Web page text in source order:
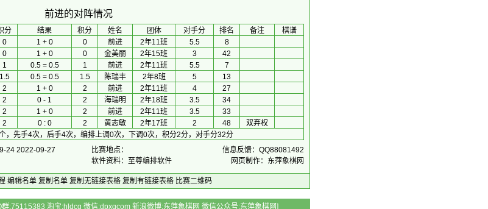
前进的对阵情况
分 结果 积分 姓名 团体 对手分 排名 备注
棋谱
0 1 + 0 0 前进 2年11班 5.5
8
0 1 + 0 0 金美丽 2年15班 3
42
1 0.5 = 0.5 1 前进 2年11班 5.5
7
1.5 0.5 = 0.5 1.5 陈瑞丰 2年8班 5
13
2 1 + 0 2 前进 2年11班 4
27
2 0 - 1 2 海瑞明 2年18班 3.5
34
2 1 + 0 2 前进 2年11班 3.5
33
2 0 : 0 2 黄志敏 2年17班 2 48
双弃权
，先手4次，后手4次，编排上调0次，下调0次，积分2分，对手分32分
24 2022-09-27 比赛地点：
信息反馈：QQ88081492
软件资料：至尊编排软件 网页制作：东萍象棋网
编辑名单 复制名单 复制无链接表格 复制有链接表格 比赛二维码
:75115383 淘宝:hldcg 微信:dpxqcom 新浪微博:东萍象棋网 微信公众号:东萍象棋网]